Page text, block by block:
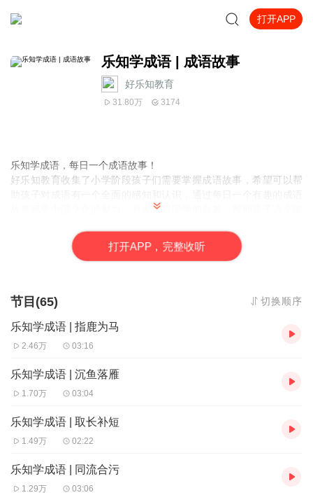
打开APP
乐知学成语 | 成语故事
好乐知教育
31.80万 3174
乐知学成语，每日一个成语故事！
好乐知教育收集了小学阶段孩子们需要掌握成语故事，希望可以帮
故事感受中国文化的魅力，激发学习国学的兴趣，帮助孩子语文能
打开APP，完整收听
节目(65) 切换顺序
乐知学成语 | 指鹿为马
2.46万 03:16
乐知学成语 | 沉鱼落雁
1.70万 03:04
乐知学成语 | 取长补短
1.49万 02:22
乐知学成语 | 同流合污
1.29万 03:06